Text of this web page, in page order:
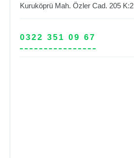
Kuruköprü Mah. Özler Cad. 205 K:2
0322 351 09 67